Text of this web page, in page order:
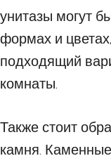
унитазы могут
формах и
подходящий
комнаты.
Также стоит
камня.